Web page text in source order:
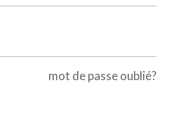
mot de passe oublié?